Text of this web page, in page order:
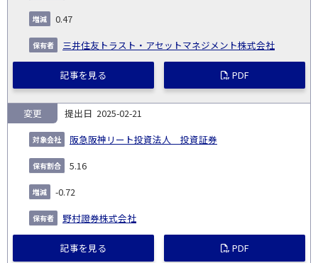
0.47
三井住友トラスト・アセットマネジメント株式会社
記事を見る PDF
2025-02-21
阪急阪神リート投資法人 投資証券
変更
5.16
-0.72
野村證券株式会社
記事を見る PDF